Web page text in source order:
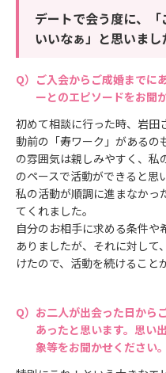
デートで会う度に、
いいなぁ」と思いまし
ご入会からご成婚までに
ーとのエピソードをお聞
初めて相談に行った時、岩田
動前の「寿ワーク」があるの
の雰囲気は親しみやすく、
のペースで活動ができると思
私の活動が順調に進まなかっ
てくれました。
自分のお相手に求める条件や
ありましたが、それに対して
けたので、活動を続けること
お二人が出会った日から
あったと思います。思い
象等をお聞かせください。